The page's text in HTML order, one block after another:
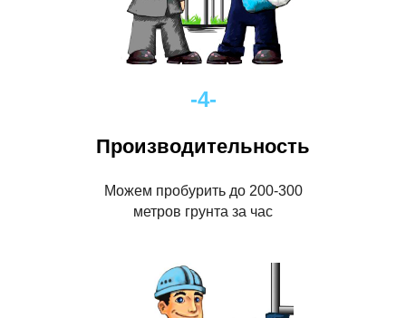
-4-
Производительность
Можем пробурить до 200-300
метров грунта за час